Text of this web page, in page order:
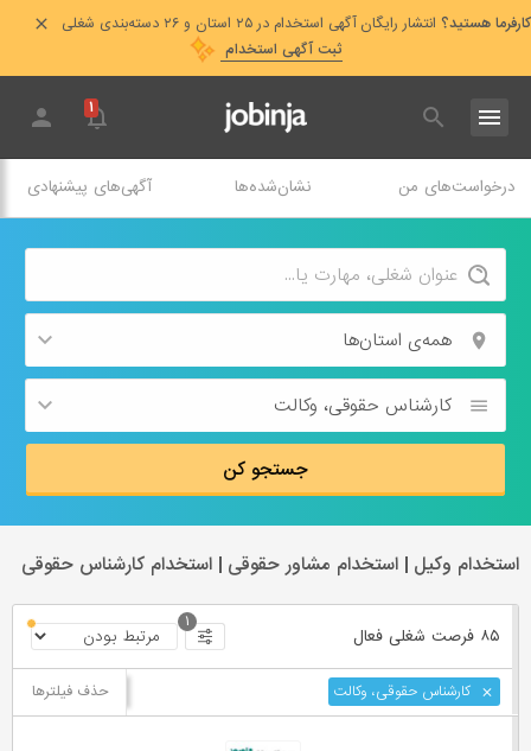
کارفرما هستید؟ انتشار رایگان آگهی استخدام در ۲۵ استان و ۲۶ دسته‌بندی شغلی
ثبت آگهی استخدام
۱
درخواست‌های من نشان‌شده‌ها آگهی‌های پیشنهادی
همه‌ی استان‌ها
کارشناس حقوقی،‌ وکالت
جستجو کن
استخدام وکیل | استخدام مشاور حقوقی | استخدام کارشناس حقوقی
۸۵ فرصت ‌شغلی فعال
۱
کارشناس حقوقی،‌ وکالت حذف فیلترها